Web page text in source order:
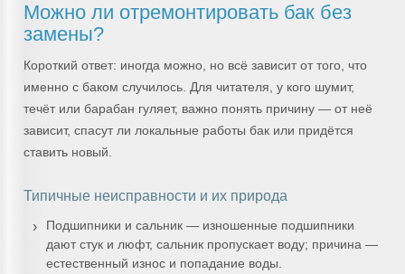
Можно ли отремонтировать бак без
замены?
Короткий ответ: иногда можно, но всё зависит от того, что
именно с баком случилось. Для читателя, у кого шумит,
течёт или барабан гуляет, важно понять причину — от неё
зависит, спасут ли локальные работы бак или придётся
ставить новый.
Типичные неисправности и их природа
Подшипники и сальник — изношенные подшипники
дают стук и люфт, сальник пропускает воду; причина —
естественный износ и попадание воды.